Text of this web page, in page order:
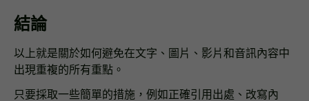
結論
以上就是關於如何避免在文字、圖片、影片和音訊內容中
出現重複的所有重點。
只要採取一些簡單的措施，例如正確引用出處、改寫內